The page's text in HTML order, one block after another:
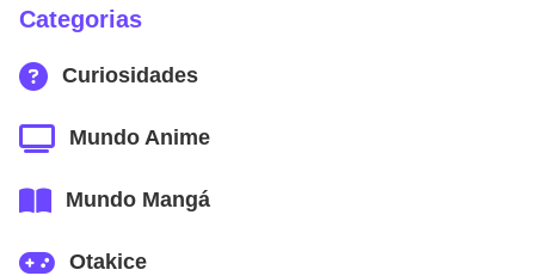
Categorias
Curiosidades
Mundo Anime
Mundo Mangá
Otakice